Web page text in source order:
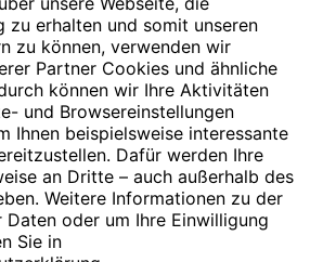
» Zur Buchung